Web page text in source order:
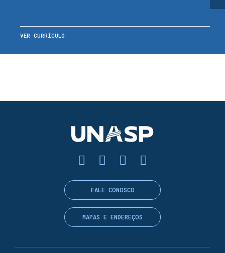
VER CURRÍCULO
FALE CONOSCO
MAPAS E ENDEREÇOS